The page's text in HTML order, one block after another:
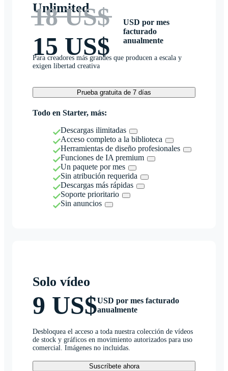
Unlimited
18 US$
15 US$
USD por mes
facturado
anualmente
Para creadores más grandes que producen a escala y
exigen libertad creativa
Prueba gratuita de 7 días
Todo en Starter, más:
Descargas ilimitadas
Acceso completo a la biblioteca
Herramientas de diseño profesionales
Funciones de IA premium
Un paquete por mes
Sin atribución requerida
Descargas más rápidas
Soporte prioritario
Sin anuncios
Solo vídeo
9 US$USD por mes facturado
anualmente
Desbloquea el acceso a toda nuestra colección de vídeos
de stock y gráficos en movimiento autorizados para uso
comercial. Imágenes no incluidas.
Suscríbete ahora